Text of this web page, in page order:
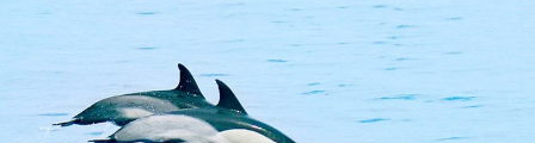
mail